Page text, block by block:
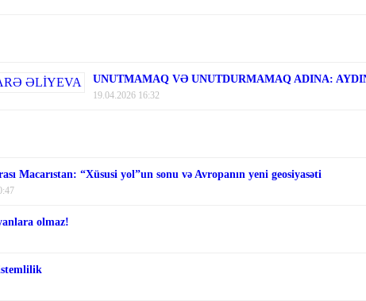
UNUTMAMAQ VƏ UNUTDURMAMAQ ADINA:
19.04.2026 16:32
Macarıstan: “Xüsusi yol”un sonu və Avropanın yeni geosiyasəti
olmaz!